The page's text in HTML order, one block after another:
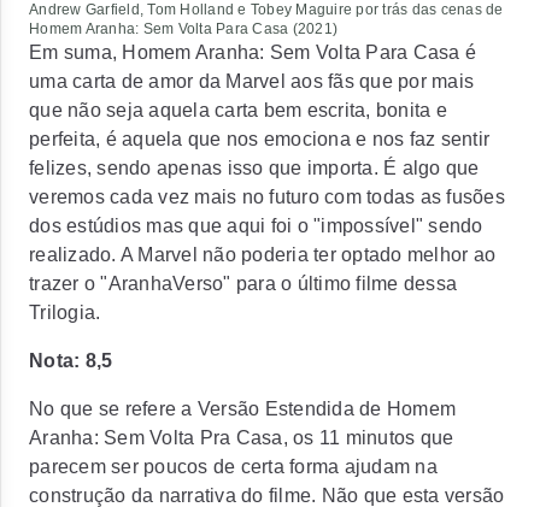
Andrew Garfield, Tom Holland e Tobey Maguire por trás das cenas de
Homem Aranha: Sem Volta Para Casa (2021)
Em suma, Homem Aranha: Sem Volta Para Casa é
uma carta de amor da Marvel aos fãs que por mais
que não seja aquela carta bem escrita, bonita e
perfeita, é aquela que nos emociona e nos faz sentir
felizes, sendo apenas isso que importa. É algo que
veremos cada vez mais no futuro com todas as fusões
dos estúdios mas que aqui foi o "impossível" sendo
realizado. A Marvel não poderia ter optado melhor ao
trazer o "AranhaVerso" para o último filme dessa
Trilogia.
Nota: 8,5
No que se refere a Versão Estendida de Homem
Aranha: Sem Volta Pra Casa, os 11 minutos que
parecem ser poucos de certa forma ajudam na
construção da narrativa do filme. Não que esta versão